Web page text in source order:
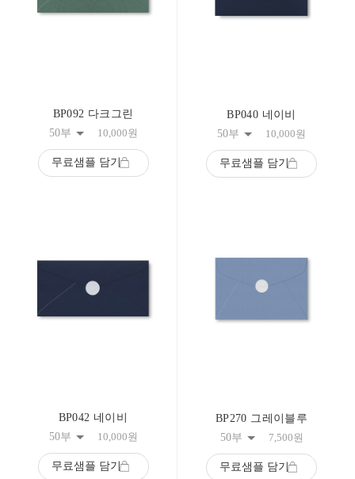
BP092 다크그린
50부
10,000원
무료샘플 담기
BP040 네이비
50부
10,000원
무료샘플 담기
BP042 네이비
50부
10,000원
무료샘플 담기
BP270 그레이블루
50부
7,500원
무료샘플 담기